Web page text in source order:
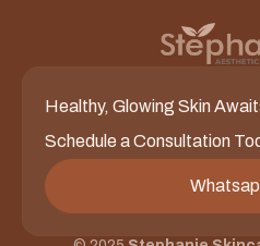
Healthy, Glowing Skin
Schedule a Consultation